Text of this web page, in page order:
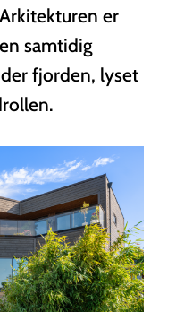
er
samtidig
fjorden, lyset